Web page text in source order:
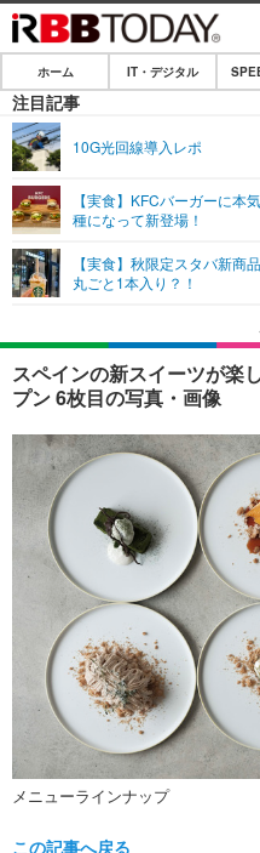
ホーム
IT・デジタル
ネタ
ショッピング
SPEED TEST
エンタメ
エンタメTOP
音楽
ショッピング
ライフ
ライフTOP
ペット
その他
リリース一覧
プッシュ通知の停止方法
ホーム IT・デジタル
注目記事
10G光回線導入レポ
【実食】KFCバーガーに本
種になって新登場！
【実食】秋限定スタバ新商
丸ごと1本入り？！
スペインの新スイーツが楽
プン 6枚目の写真・画像
メニューラインナップ
この記事へ戻る